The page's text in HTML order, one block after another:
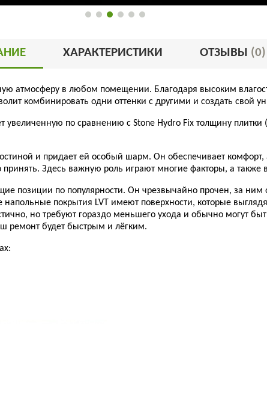
ХАРАКТЕРИСТИКИ ОТЗЫВЫ (0)
атмосферу в любом помещении. Благодаря высоким
комбинировать одни оттенки с другими и создать свой
увеличенную по сравнению с Stone Hydro Fix толщину плитки
и придает ей особый шарм. Он обеспечивает
Здесь важную роль играют многие факторы, а также
по популярности. Он чрезвычайно прочен, за ним
покрытия LVT имеют поверхности, которые
но требуют гораздо меньшего ухода и обычно могут
ремонт будет быстрым и лёгким.